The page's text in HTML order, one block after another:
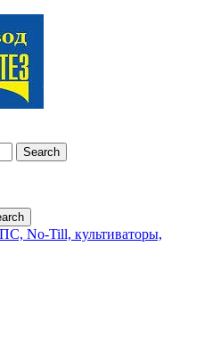
Search
No-Till, культиваторы,